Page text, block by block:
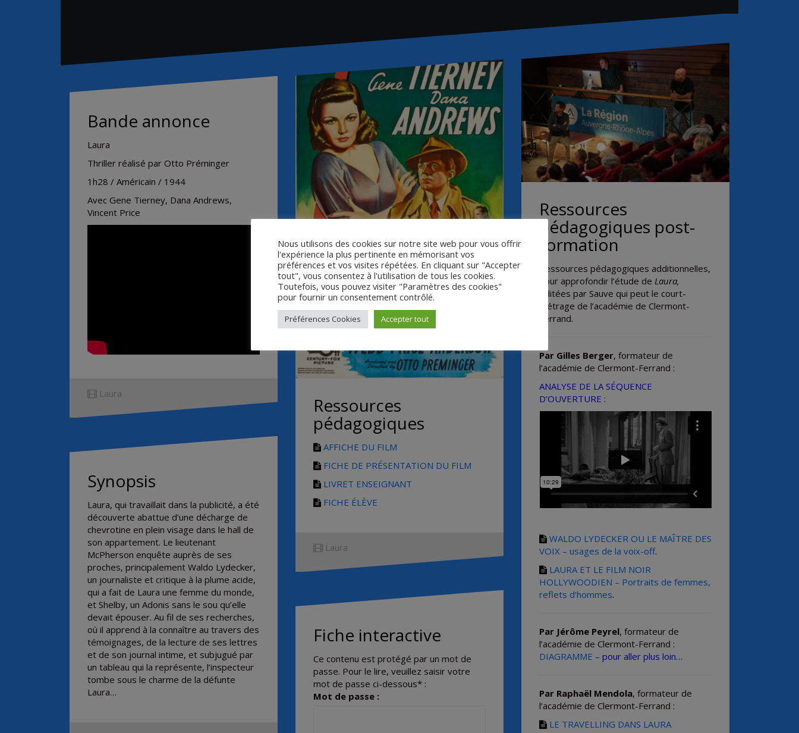
Bande annonce
Laura
Thriller réalisé par Otto Préminger
1h28 / Américain / 1944
Avec Gene Tierney, Dana Andrews,
Vincent Price
Laura
Ressources
pédagogiques
AFFICHE DU FILM
FICHE DE PRÉSENTATION DU FILM
LIVRET ENSEIGNANT
FICHE ÉLÈVE
Laura
Ressources
pédagogiques post-
formation
Ressources pédagogiques additionnelles,
pour approfondir l’étude de Laura,
éditées par Sauve qui peut le court-
métrage de l’académie de Clermont-
Ferrand.
Par Gilles Berger, formateur de
l’académie de Clermont-Ferrand :
ANALYSE DE LA SÉQUENCE
D’OUVERTURE :
WALDO LYDECKER OU LE MAÎTRE DES
VOIX – usages de la voix-off.
LAURA ET LE FILM NOIR
HOLLYWOODIEN – Portraits de femmes,
reflets d’hommes.
Par Jérôme Peyrel, formateur de
l’académie de Clermont-Ferrand :
DIAGRAMME – pour aller plus loin…
Par Raphaël Mendola, formateur de
l’académie de Clermont-Ferrand :
LE TRAVELLING DANS LAURA
Synopsis
Laura, qui travaillait dans la publicité, a été
découverte abattue d’une décharge de
chevrotine en plein visage dans le hall de
son appartement. Le lieutenant
McPherson enquête auprès de ses
proches, principalement Waldo Lydecker,
un journaliste et critique à la plume acide,
qui a fait de Laura une femme du monde,
et Shelby, un Adonis sans le sou qu’elle
devait épouser. Au fil de ses recherches,
où il apprend à la connaître au travers des
témoignages, de la lecture de ses lettres
et de son journal intime, et subjugué par
un tableau qui la représente, l’inspecteur
tombe sous le charme de la défunte
Laura…
Fiche interactive
Ce contenu est protégé par un mot de
passe. Pour le lire, veuillez saisir votre
mot de passe ci-dessous* :
Mot de passe :
Nous utilisons des cookies sur notre site web pour vous offrir
l'expérience la plus pertinente en mémorisant vos
préférences et vos visites répétées. En cliquant sur "Accepter
tout", vous consentez à l'utilisation de tous les cookies.
Toutefois, vous pouvez visiter "Paramètres des cookies"
pour fournir un consentement contrôlé.
Préférences Cookies Accepter tout